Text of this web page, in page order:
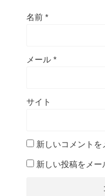
名前 *
メール *
サイト
新しいコメントを
新しい投稿をメー